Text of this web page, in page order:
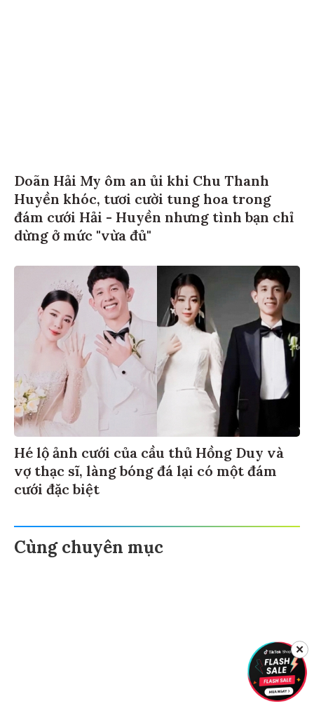
Doãn Hải My ôm an ủi khi Chu Thanh
Huyền khóc, tươi cười tung hoa trong
đám cưới Hải - Huyền nhưng tình bạn chỉ
dừng ở mức "vừa đủ"
Hé lộ ảnh cưới của cầu thủ Hồng Duy và
vợ thạc sĩ, làng bóng đá lại có một đám
cưới đặc biệt
Cùng chuyên mục
✕